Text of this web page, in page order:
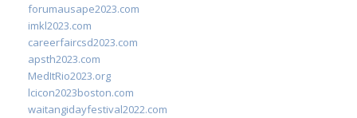
forumausape2023.com
imkl2023.com
careerfaircsd2023.com
apsth2023.com
MedItRio2023.org
lcicon2023boston.com
waitangidayfestival2022.com